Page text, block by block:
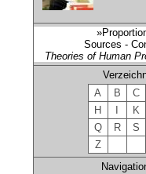
Sources -
Theories of Human
A
B C
H
K
Q
R S
Z